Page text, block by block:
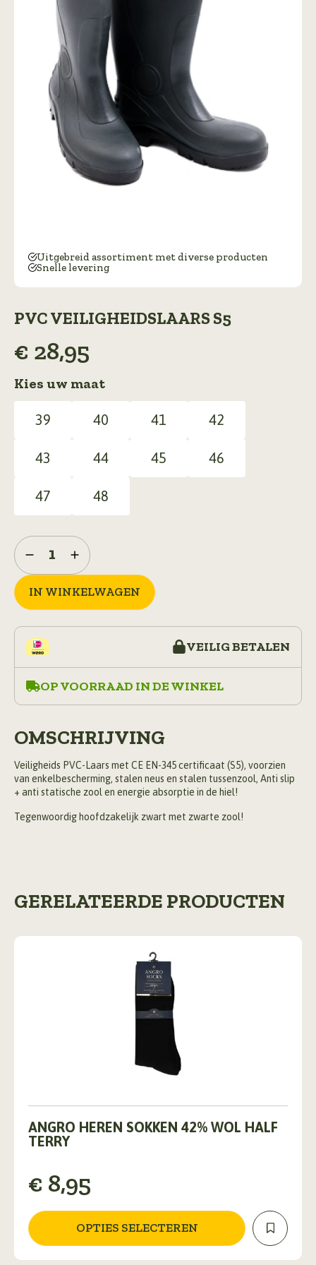
Uitgebreid assortiment met diverse producten
Snelle levering
PVC VEILIGHEIDSLAARS S5
€ 28,95
Kies uw maat
39 40 41 42
43 44 45 46
47 48
PVC
VEILIGHEIDSLAARS
S5
aantal
IN WINKELWAGEN
VEILIG BETALEN
OP VOORRAAD IN DE WINKEL
OMSCHRIJVING
Veiligheids PVC-Laars met CE EN-345 certificaat (S5), voorzien
van enkelbescherming, stalen neus en stalen tussenzool, Anti slip
+ anti statische zool en energie absorptie in de hiel!
Tegenwoordig hoofdzakelijk zwart met zwarte zool!
GERELATEERDE PRODUCTEN
ANGRO HEREN SOKKEN 42% WOL HALF
TERRY
€ 8,95
OPTIES SELECTEREN
product
heeft
Deze
optie
gekozen
worden
op
de